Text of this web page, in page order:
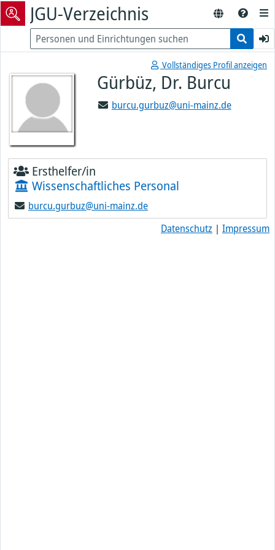
JGU-Verzeichnis
Vollständiges Profil anzeigen
Gürbüz, Dr. Burcu
burcu.gurbuz@uni-mainz.de
Ersthelfer/in
Wissenschaftliches Personal
burcu.gurbuz@uni-mainz.de
Datenschutz | Impressum